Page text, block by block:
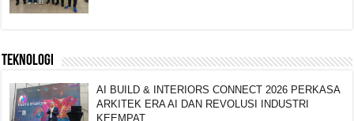
TEKNOLOGI
AI BUILD & INTERIORS CONNECT 2026 PERKASA
ARKITEK ERA AI DAN REVOLUSI INDUSTRI
KEEMPAT